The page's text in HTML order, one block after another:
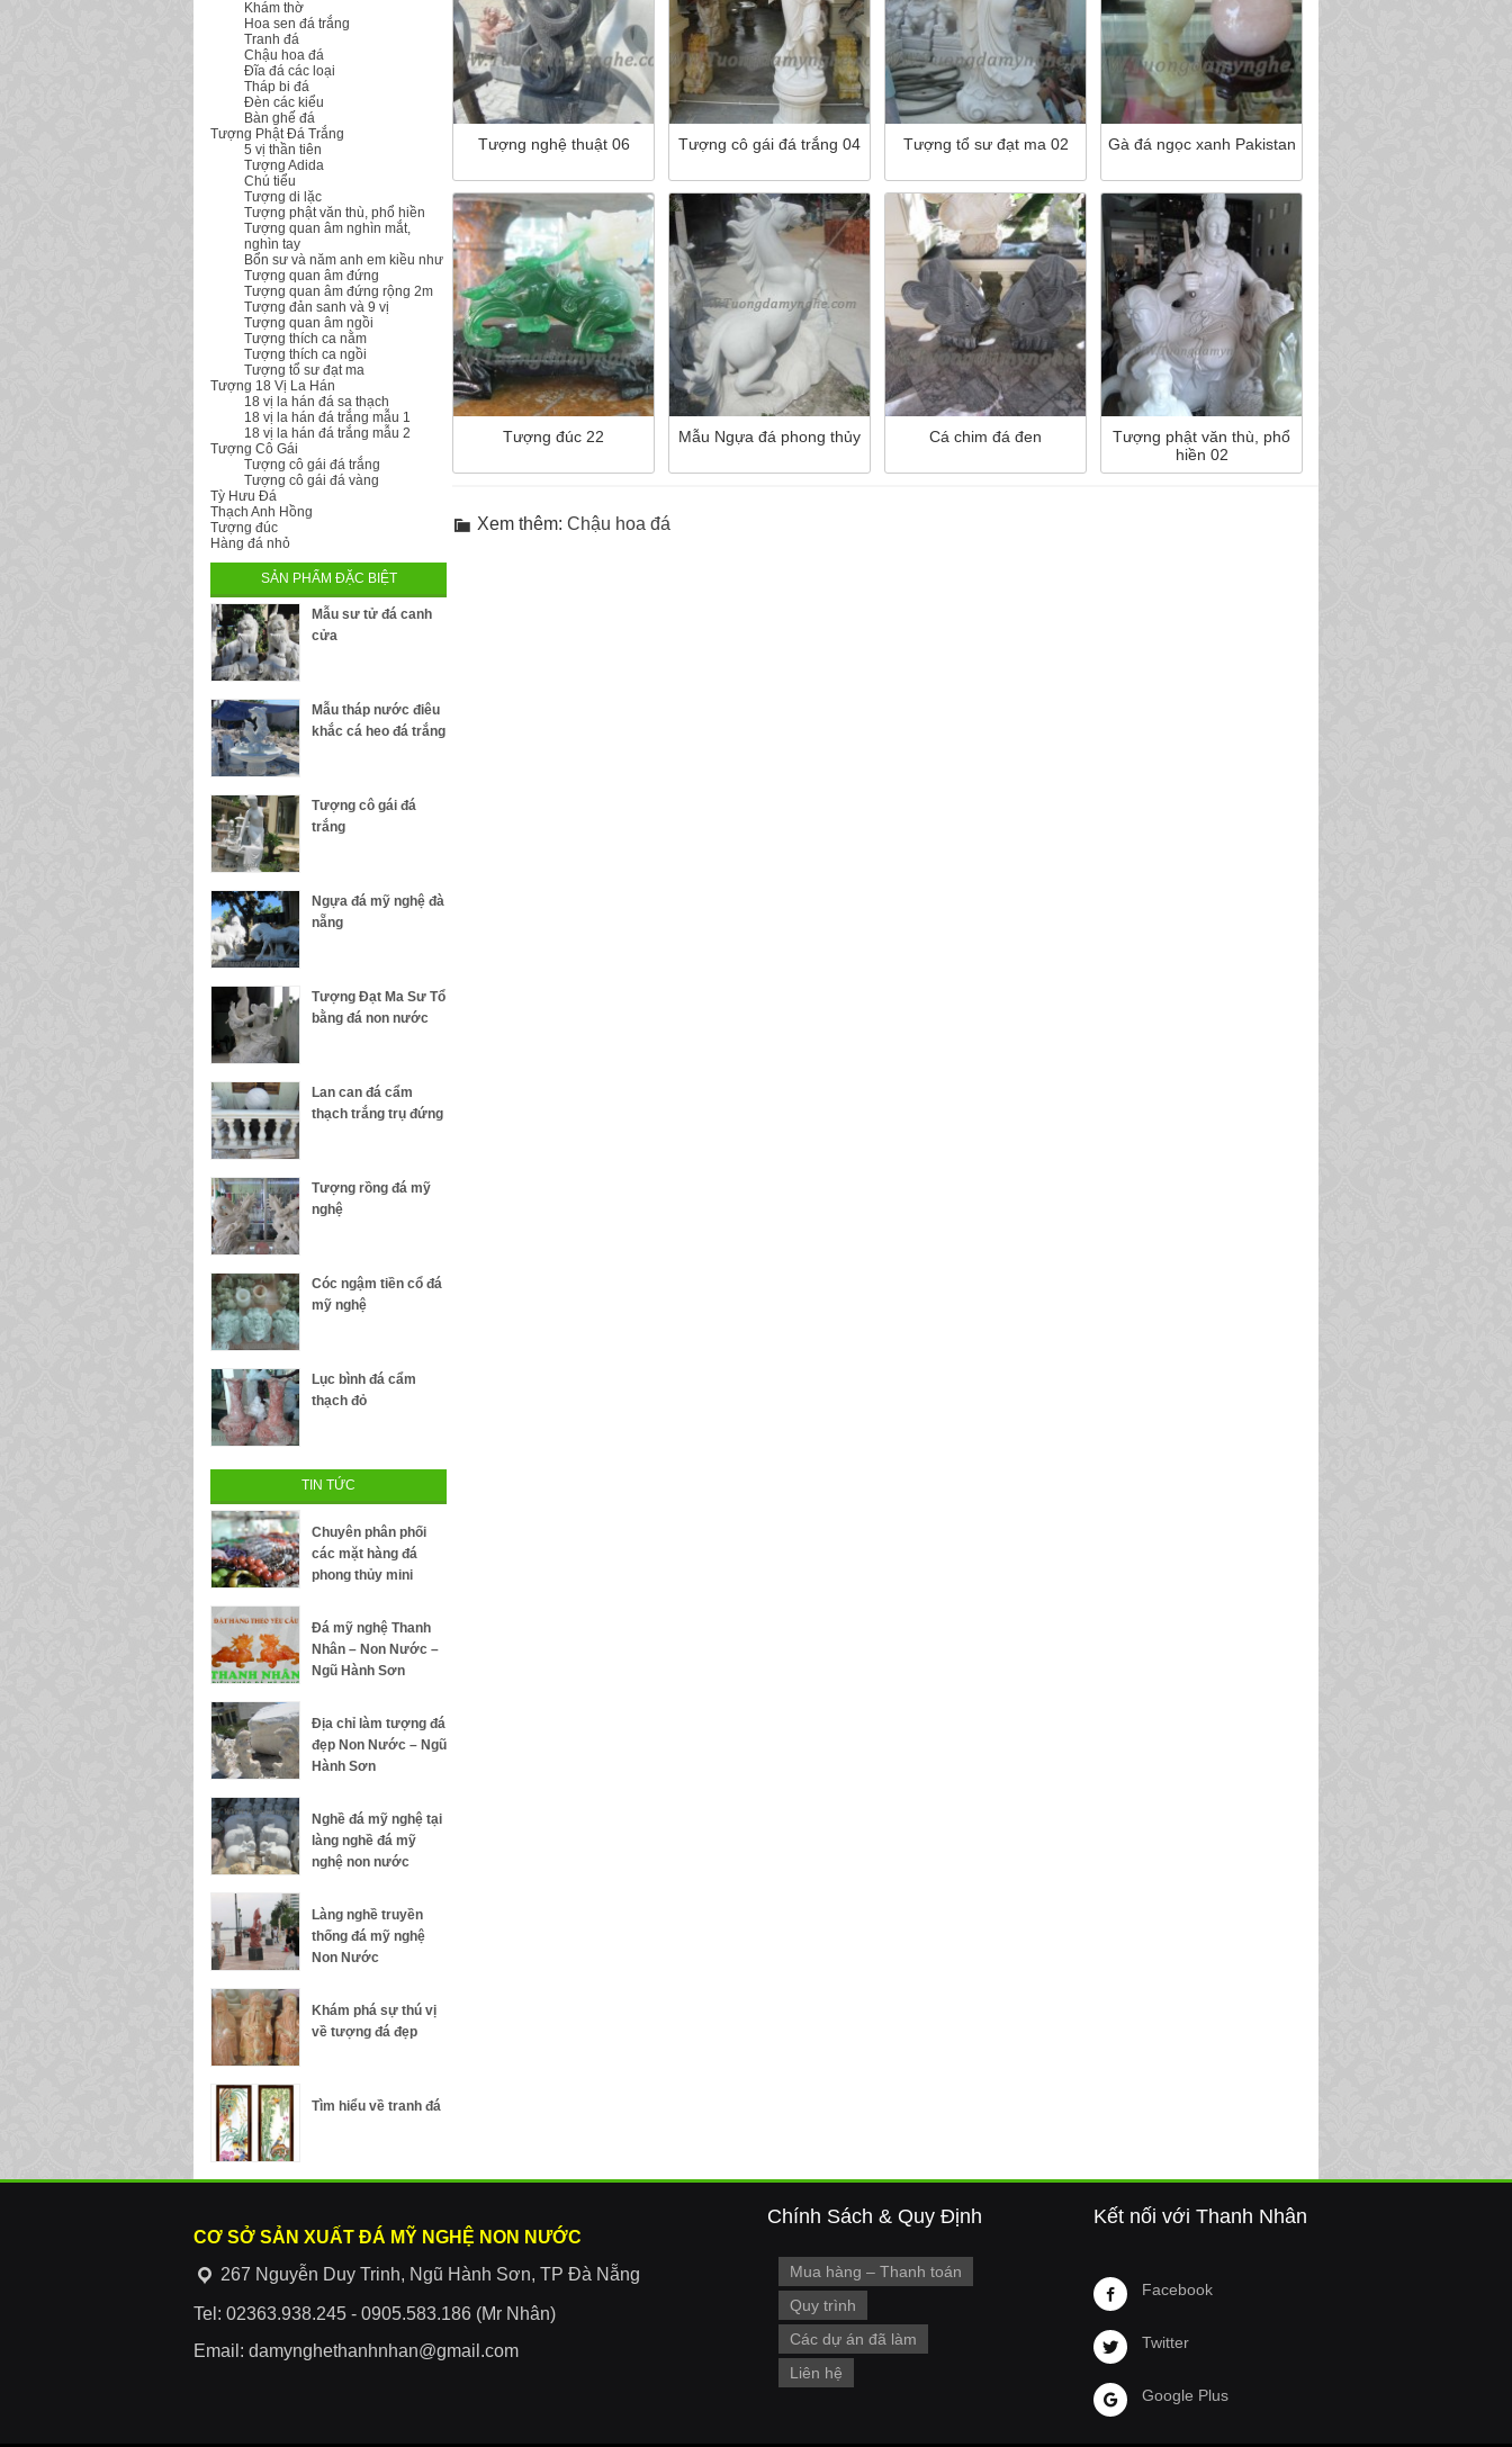
Tượng nghệ thuật 06 Tượng cô gái đá trắng 04 Tượng tổ sư đạt ma 02 Gà đá ngọc xanh Pakistan
Tượng đúc 22 Mẫu Ngựa đá phong thủy Cá chim đá đen
Tượng phật văn thù, phổ
hiền 02
Xem thêm: Chậu hoa đá
Khám thờ
Hoa sen đá trắng
Tranh đá
Chậu hoa đá
Đĩa đá các loại
Tháp bi đá
Đèn các kiểu
Bàn ghế đá
Tượng Phật Đá Trắng
5 vị thần tiên
Tượng Adida
Chú tiểu
Tượng di lặc
Tượng phật văn thù, phổ hiền
Tượng quan âm nghìn mắt,
nghìn tay
Bổn sư và năm anh em kiều như
Tượng quan âm đứng
Tượng quan âm đứng rộng 2m
Tượng đản sanh và 9 vị
Tượng quan âm ngồi
Tượng thích ca nằm
Tượng thích ca ngồi
Tượng tổ sư đạt ma
Tượng 18 Vị La Hán
18 vị la hán đá sa thạch
18 vị la hán đá trắng mẫu 1
18 vị la hán đá trắng mẫu 2
Tượng Cô Gái
Tượng cô gái đá trắng
Tượng cô gái đá vàng
Tỳ Hưu Đá
Thạch Anh Hồng
Tượng đúc
Hàng đá nhỏ
SẢN PHẨM ĐẶC BIỆT
Mẫu sư tử đá canh
cửa
Mẫu tháp nước điêu
khắc cá heo đá trắng
Tượng cô gái đá
trắng
Ngựa đá mỹ nghệ đà
nẵng
Tượng Đạt Ma Sư Tổ
bằng đá non nước
Lan can đá cẩm
thạch trắng trụ đứng
Tượng rồng đá mỹ
nghệ
Cóc ngậm tiền cổ đá
mỹ nghệ
Lục bình đá cẩm
thạch đỏ
TIN TỨC
Chuyên phân phối
các mặt hàng đá
phong thủy mini
Đá mỹ nghệ Thanh
Nhân – Non Nước –
Ngũ Hành Sơn
Địa chỉ làm tượng đá
đẹp Non Nước – Ngũ
Hành Sơn
Nghề đá mỹ nghệ tại
làng nghề đá mỹ
nghệ non nước
Làng nghề truyền
thống đá mỹ nghệ
Non Nước
Khám phá sự thú vị
về tượng đá đẹp
Tìm hiểu về tranh đá
CƠ SỞ SẢN XUẤT ĐÁ MỸ NGHỆ NON NƯỚC
267 Nguyễn Duy Trinh, Ngũ Hành Sơn, TP Đà Nẵng
Tel: 02363.938.245 - 0905.583.186 (Mr Nhân)
Email: damynghethanhnhan@gmail.com
Chính Sách & Quy Định
Mua hàng – Thanh toán
Quy trình
Các dự án đã làm
Liên hệ
Kết nối với Thanh Nhân
Facebook
Twitter
Google Plus